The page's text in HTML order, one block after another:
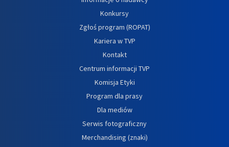
Konkursy
Zgłoś program (ROPAT)
Kariera w TVP
Kontakt
Centrum informacji TVP
Komisja Etyki
Program dla prasy
Dla mediów
Serwis fotograficzny
Merchandising (znaki)